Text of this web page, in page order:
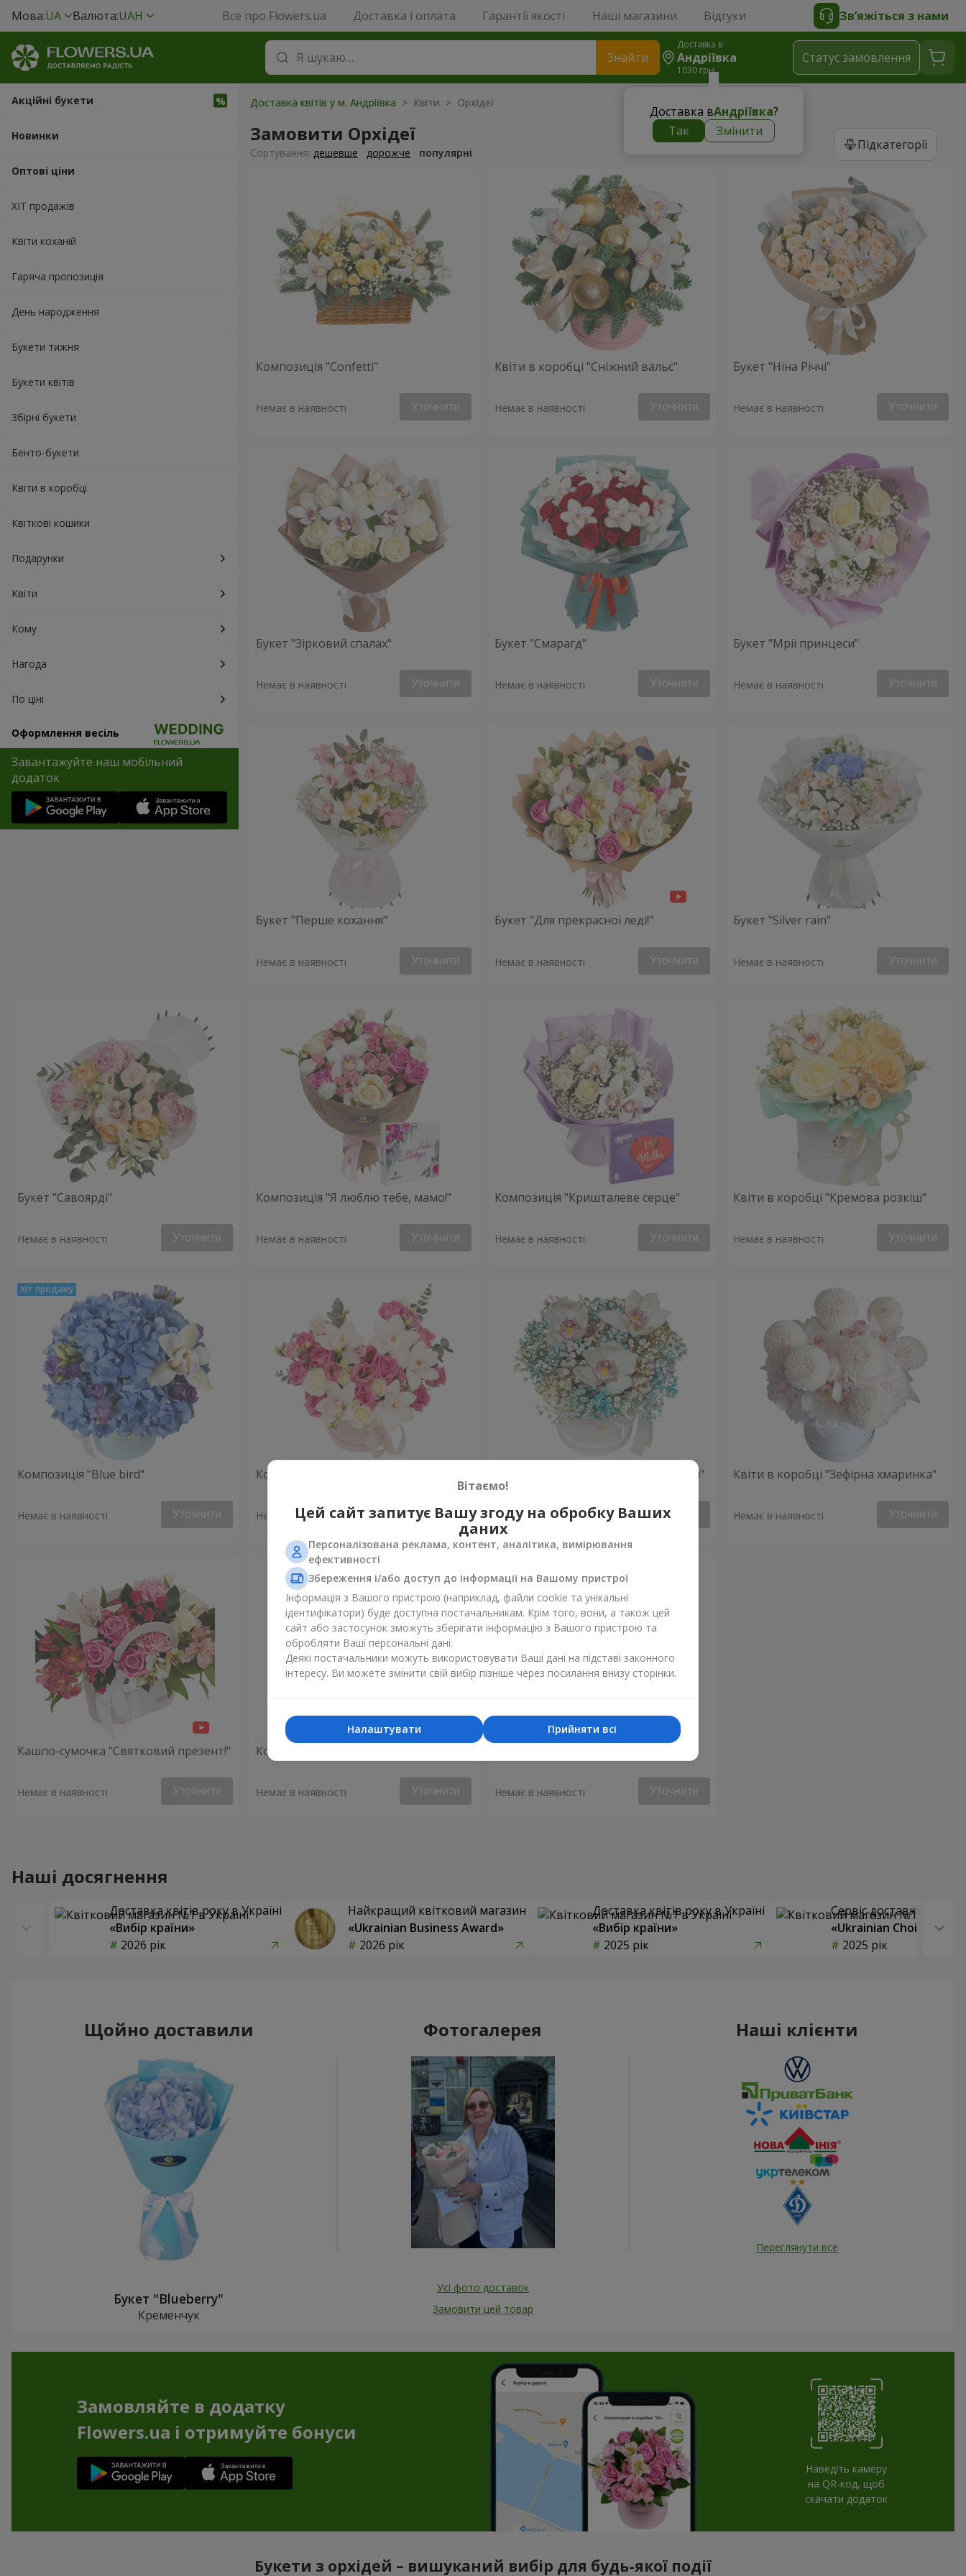
Мова:UA Валюта:UAH Все про Flowers.ua Доставка і оплата Гарантії якості Наші магазини Відгуки Зв’яжіться з нами
Знайти
Доставка в
Андріївка
1030 грн
Доставка вАндріївка?
Так
Змінити
Статус замовлення
Акційні букети
Новинки
Оптові ціни
ХІТ продажів
Квіти коханій
Гаряча пропозиція
День народження
Букети тижня
Букети квітів
Збірні букети
Бенто-букети
Квіти в коробці
Квіткові кошики
Подарунки
Квіти
Кому
Нагода
По ціні
Оформлення весіль
Завантажуйте наш мобільний
додаток
Доставка квітів у м. Андріївка > Квіти > Орхідеї
Замовити Орхідеї Підкатегорії
Сортування: дешевше дорожче популярні
Композиція "Confetti"
Немає в наявності Уточнити
Квіти в коробці "Сніжний вальс"
Немає в наявності Уточнити
Букет "Ніна Річчі"
Немає в наявності Уточнити
Букет "Зірковий спалах"
Немає в наявності Уточнити
Букет "Смарагд"
Немає в наявності Уточнити
Букет "Мрії принцеси"
Немає в наявності Уточнити
Букет "Перше кохання"
Немає в наявності Уточнити
Букет "Для прекрасної леді!"
Немає в наявності Уточнити
Букет "Silver rain"
Немає в наявності Уточнити
Букет "Савоярді"
Немає в наявності Уточнити
Композиція "Я люблю тебе, мамо!"
Немає в наявності Уточнити
Композиція "Кришталеве серце"
Немає в наявності Уточнити
Квіти в коробці "Кремова розкіш"
Немає в наявності Уточнити
Композиція "Blue bird"
Немає в наявності Уточнити
Композиція "Квітка Цісик"
Немає в наявності Уточнити
Квіти в коробці "Райдужний настрій"
Немає в наявності Уточнити
Квіти в коробці "Зефірна хмаринка"
Немає в наявності Уточнити
Кашпо-сумочка "Святковий презент!"
Немає в наявності Уточнити
Композиція "Монако"
Немає в наявності Уточнити Немає в наявності Уточнити
Наші досягнення
Доставка квітів року в Україні
«Вибір країни»
2026 рік
Найкращий квітковий магазин
«Ukrainian Business Award»
2026 рік
Доставка квітів року в Україні
«Вибір країни»
2025 рік
Сервіс доставки квітів
«Ukrainian Choice»
2025 рік
Щойно доставили
Букет "Blueberry"
Кременчук
Фотогалерея
Усі фото доставок
Замовити цей товар
Наші клієнти
Переглянути все
Замовляйте в додатку
Flowers.ua і отримуйте бонуси
Наведіть камеру
на QR-код, щоб
скачати додаток
Букети з орхідей – вишуканий вибір для будь-якої події
Вітаємо!
Цей сайт запитує Вашу згоду на обробку Ваших
даних
Персоналізована реклама, контент, аналітика, вимірювання
ефективності
Збереження і/або доступ до інформації на Вашому пристрої
Інформація з Вашого пристрою (наприклад, файли cookie та унікальні
ідентифікатори) буде доступна постачальникам. Крім того, вони, а також цей
сайт або застосунок зможуть зберігати інформацію з Вашого пристрою та
обробляти Ваші персональні дані.
Деякі постачальники можуть використовувати Ваші дані на підставі законного
інтересу. Ви можете змінити свій вибір пізніше через посилання внизу сторінки.
Прийняти всі
Налаштувати